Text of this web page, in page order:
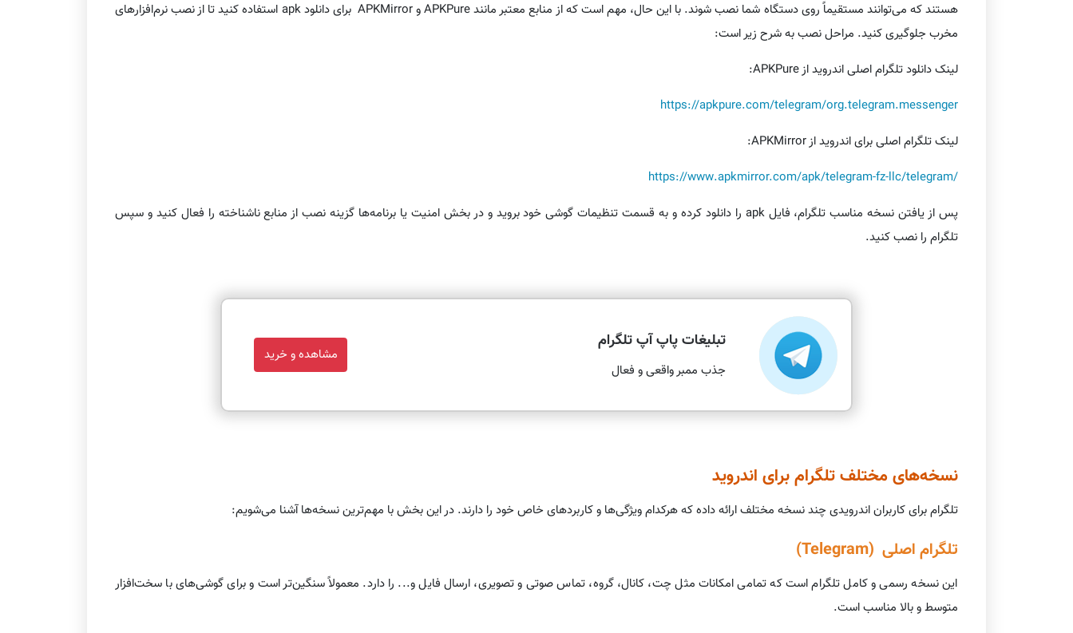
هستند که می‌توانند مستقیماً روی دستگاه شما نصب شوند. با این حال، مهم است که از منابع معتبر مانند APKPure و APKMirror برای دانلود apk استفاده کنید تا از نصب نرم‌افزارهای
مخرب جلوگیری کنید. مراحل نصب به شرح زیر است:
لینک دانلود تلگرام اصلی اندروید از APKPure:
https://apkpure.com/telegram/org.telegram.messenger
لینک تلگرام اصلی برای اندروید از APKMirror:
https://www.apkmirror.com/apk/telegram-fz-llc/telegram/
پس از یافتن نسخه مناسب تلگرام، فایل apk را دانلود کرده و به قسمت تنظیمات گوشی خود بروید و در بخش امنیت یا برنامه‌ها گزینه نصب از منابع ناشناخته را فعال کنید و سپس
تلگرام را نصب کنید.
تبلیغات پاپ آپ تلگرام
جذب ممبر واقعی و فعال
مشاهده و خرید
نسخه‌های مختلف تلگرام برای اندروید
تلگرام برای کاربران اندرویدی چند نسخه مختلف ارائه داده که هرکدام ویژگی‌ها و کاربردهای خاص خود را دارند. در این بخش با مهم‌ترین نسخه‌ها آشنا می‌شویم:
تلگرام اصلی (Telegram)
این نسخه رسمی و کامل تلگرام است که تمامی امکانات مثل چت، کانال، گروه، تماس صوتی و تصویری، ارسال فایل و... را دارد. معمولاً سنگین‌تر است و برای گوشی‌های با سخت‌افزار
متوسط و بالا مناسب است.